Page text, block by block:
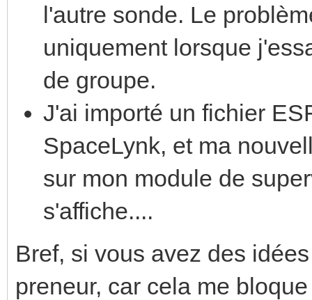
l'autre sonde. Le
uniquement lorsque
de groupe.
J'ai importé un fichier
SpaceLynk, et ma
sur mon module de
s'affiche....
Bref, si vous avez des
preneur, car cela me